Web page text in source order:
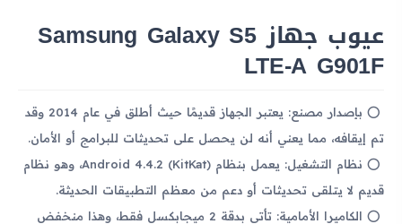
عيوب جهاز Samsung Galaxy S5
LTE-A G901F
بإصدار مصنع: يعتبر الجهاز قديمًا حيث أطلق في عام 2014 وقد
تم إيقافه، مما يعني أنه لن يحصل على تحديثات للبرامج أو الأمان.
نظام التشغيل: يعمل بنظام Android 4.4.2 (KitKat)، وهو نظام
قديم لا يتلقى تحديثات أو دعم من معظم التطبيقات الحديثة.
الكاميرا الأمامية: تأتي بدقة 2 ميجابكسل فقط، وهذا منخفض